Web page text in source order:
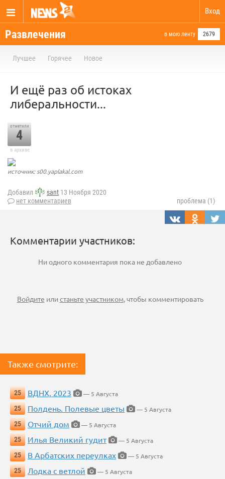
Вход
Развлечения в мою ленту 2679
Лучшее Горячее Новое
И ещё раз об истоках
либеральности...
отметили
4
в архиве
источник: s00.yaplakal.com
Добавил sant 13 Ноября 2020
нет комментариев
проблема (1)
Комментарии участников:
Ни одного комментария пока не добавлено
Войдите илистаньте участником, чтобы комментировать
Также смотрите:
25 ВДНХ, 2023
— 5 Августа
25
Полдень. Полевые цветы
— 5 Августа
25
Отчий дом
— 5 Августа
25
Илья Великий гудит
— 5 Августа
25
В Арбатских переулках
— 5 Августа
25
Лодка с ветлой
— 5 Августа